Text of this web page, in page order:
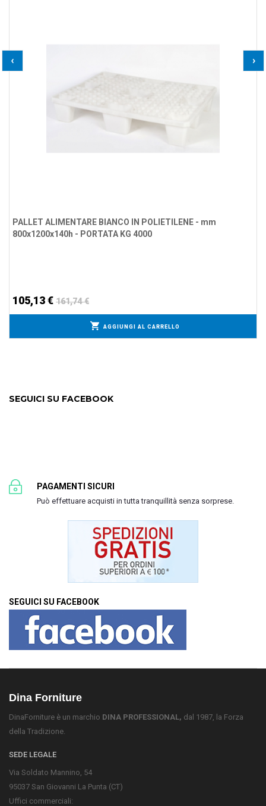
‹ ›
PALLET ALIMENTARE BIANCO IN POLIETILENE - mm
800x1200x140h - PORTATA KG 4000
105,13 € 161,74 €
AGGIUNGI AL CARRELLO
SEGUICI SU FACEBOOK
PAGAMENTI SICURI
Può effettuare acquisti in tutta tranquillità senza sorprese.
SEGUICI SU FACEBOOK
Dina Forniture
DinaForniture è un marchio DINA PROFESSIONAL, dal 1987, la Forza
della Tradizione.
SEDE LEGALE
Via Soldato Mannino, 54
95037 San Giovanni La Punta (CT)
Uffici commerciali: